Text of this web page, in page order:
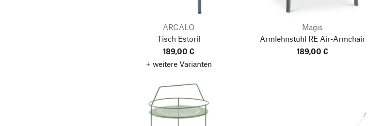
ARCALO
Tisch Estoril
189,00 €
+ weitere Varianten
Magis
Armlehnstuhl RE Air-Armchair
189,00 €